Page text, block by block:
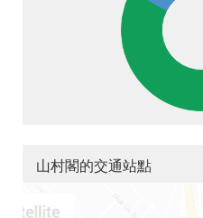
山村閣的交通站點